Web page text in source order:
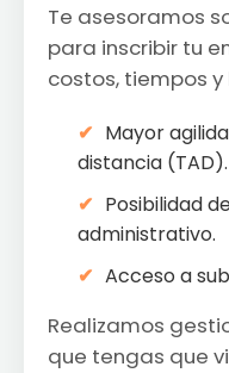
Te asesoramos
para inscribir tu
costos, tiempos
Mayor
distancia (TAD).
Posibilidad
administrativo.
Acceso a
Realizamos
que tengas que